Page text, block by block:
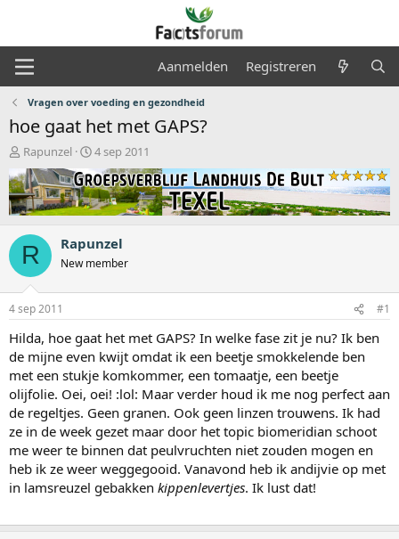
Aanmelden Registreren
Vragen over voeding en gezondheid
hoe gaat het met GAPS?
O
n
d
e
r
w
e
r
p
s
t
r
t
e
r
Rapunzel
S
a
r
t
a
t
m
4 sep 2011
R Rapunzel
New member
4 sep 2011 #1
Hilda, hoe gaat het met GAPS? In welke fase zit je nu? Ik ben
de mijne even kwijt omdat ik een beetje smokkelende ben
met een stukje komkommer, een tomaatje, een beetje
olijfolie. Oei, oei! :lol: Maar verder houd ik me nog perfect aan
de regeltjes. Geen granen. Ook geen linzen trouwens. Ik had
ze in de week gezet maar door het topic biomeridian schoot
me weer te binnen dat peulvruchten niet zouden mogen en
heb ik ze weer weggegooid. Vanavond heb ik andijvie op met
in lamsreuzel gebakken kippenlevertjes. Ik lust dat!